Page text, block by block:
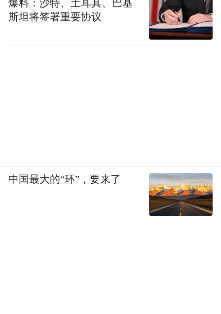
爆料：沙特、土耳其、巴基
斯坦将签署重要协议
中国最大的“环”，要来了